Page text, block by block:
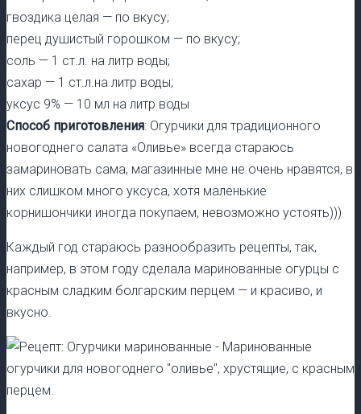
гвоздика целая — по вкусу;
перец душистый горошком — по вкусу;
соль — 1 ст.л. на литр воды;
сахар — 1 ст.л.на литр воды;
уксус 9% — 10 мл на литр воды
Способ приготовления: Огурчики для традиционного
новогоднего салата «Оливье» всегда стараюсь
замариновать сама, магазинные мне не очень нравятся, в
них слишком много уксуса, хотя маленькие
корнишончики иногда покупаем, невозможно устоять)))
Каждый год стараюсь разнообразить рецепты, так,
например, в этом году сделала маринованные огурцы с
красным сладким болгарским перцем — и красиво, и
вкусно.